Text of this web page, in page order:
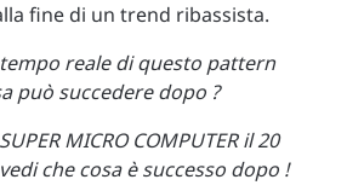
fine di un trend ribassista.
reale di questo pattern
può succedere dopo ?
MICRO COMPUTER il 20
che cosa è successo dopo !